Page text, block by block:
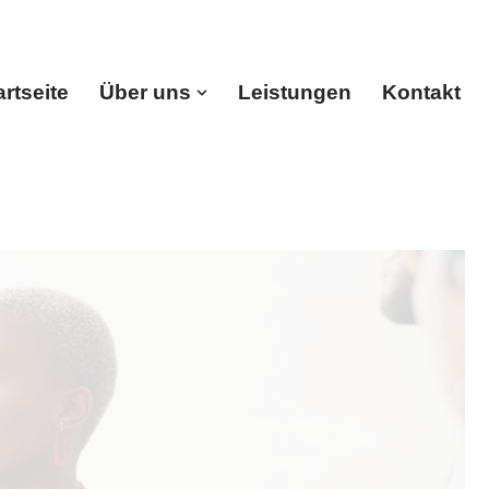
Über uns Leistungen Kontakt